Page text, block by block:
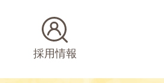
採用情報